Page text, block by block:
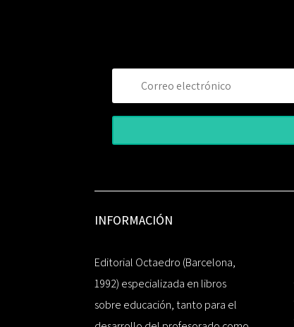
INFORMACIÓN
Editorial Octaedro (Barcelona,
1992) especializada en libros
sobre educación, tanto para el